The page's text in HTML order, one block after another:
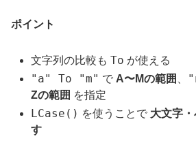
ポイント
文字列の比較もTo が使える
"a" To "m" で A〜Mの範囲
Zの範囲 を指定
LCase() を使うことで 大文字
す